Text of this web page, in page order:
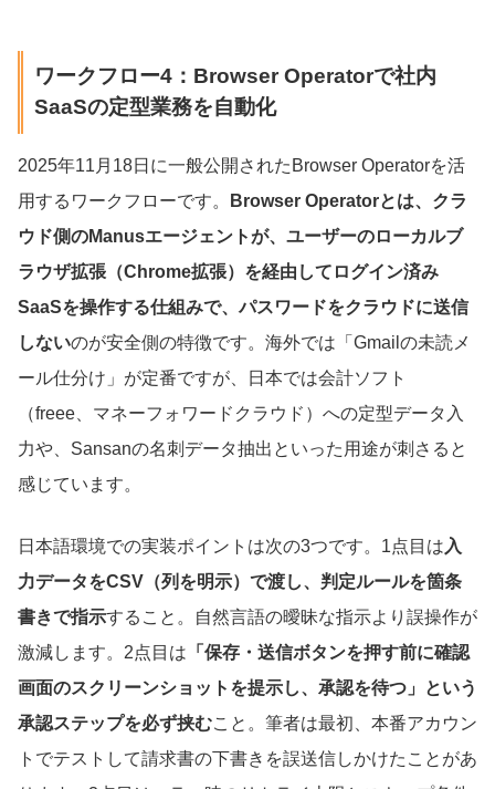
ワークフロー4：Browser Operatorで社内
SaaSの定型業務を自動化
2025年11月18日に一般公開されたBrowser Operatorを活
用するワークフローです。
Browser Operatorとは、クラ
ウド側のManusエージェントが、ユーザーのローカルブ
ラウザ拡張（Chrome拡張）を経由してログイン済み
SaaSを操作する仕組みで、パスワードをクラウドに送信
しないのが安全側の特徴です。海外では「Gmailの未読メ
ール仕分け」が定番ですが、日本では会計ソフト
（freee、マネーフォワードクラウド）への定型データ入
力や、Sansanの名刺データ抽出といった用途が刺さると
感じています。
日本語環境での実装ポイントは次の3つです。1点目は 入
力データをCSV（列を明示）で渡し、判定ルールを箇条
書きで指示すること。自然言語の曖昧な指示より誤操作が
激減します。2点目は 「保存・送信ボタンを押す前に確認
画面のスクリーンショットを提示し、承認を待つ」という
承認ステップを必ず挟むこと。筆者は最初、本番アカウン
トでテストして請求書の下書きを誤送信しかけたことがあ